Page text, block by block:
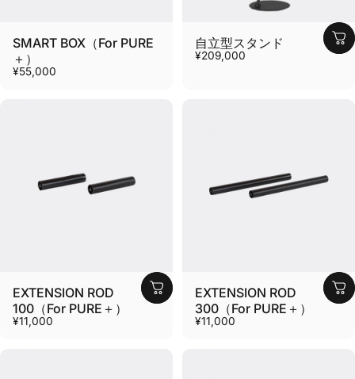
SMART BOX（For PURE
＋）
¥55,000
自立型スタンド
¥209,000
EXTENSION ROD
100（For PURE＋）
¥11,000
EXTENSION ROD
300（For PURE＋）
¥11,000